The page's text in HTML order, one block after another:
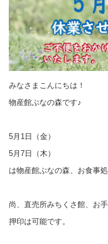
みなさまこんにちは！
物産館ぶなの森です♪
5月1日（金）
5月7日（木）
は物産館ぶなの森、お食事
尚、直売所みちくさ館、お
押印は可能です。